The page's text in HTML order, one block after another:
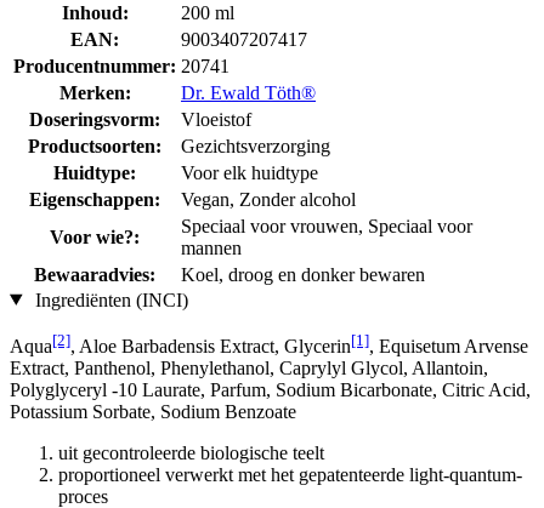
Inhoud:
200 ml
EAN:
9003407207417
Producentnummer: 20741
Merken:
Dr. Ewald Töth®
Doseringsvorm:
Vloeistof
Productsoorten:
Gezichtsverzorging
Huidtype:
Voor elk huidtype
Eigenschappen:
Vegan, Zonder alcohol
Voor wie?:
Speciaal voor vrouwen, Speciaal voor
mannen
Bewaaradvies:
Koel, droog en donker bewaren
Ingrediënten (INCI)
Aqua[2], Aloe Barbadensis Extract, Glycerin[1], Equisetum Arvense
Extract, Panthenol, Phenylethanol, Caprylyl Glycol, Allantoin,
Polyglyceryl -10 Laurate, Parfum, Sodium Bicarbonate, Citric Acid,
Potassium Sorbate, Sodium Benzoate
uit gecontroleerde biologische teelt
proportioneel verwerkt met het gepatenteerde light-quantum-
proces